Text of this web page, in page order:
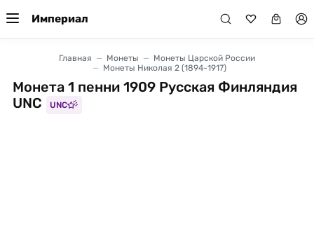
Империал
Главная Монеты
Монеты Царской России
Монеты Николая 2 (1894-1917)
Монета 1 пенни 1909 Русская Финляндия
UNC
UNC